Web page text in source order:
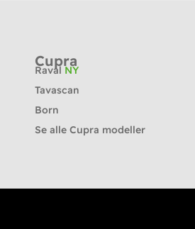
Cupra
RavalNY
Tavascan
Born
Se alle Cupra modeller